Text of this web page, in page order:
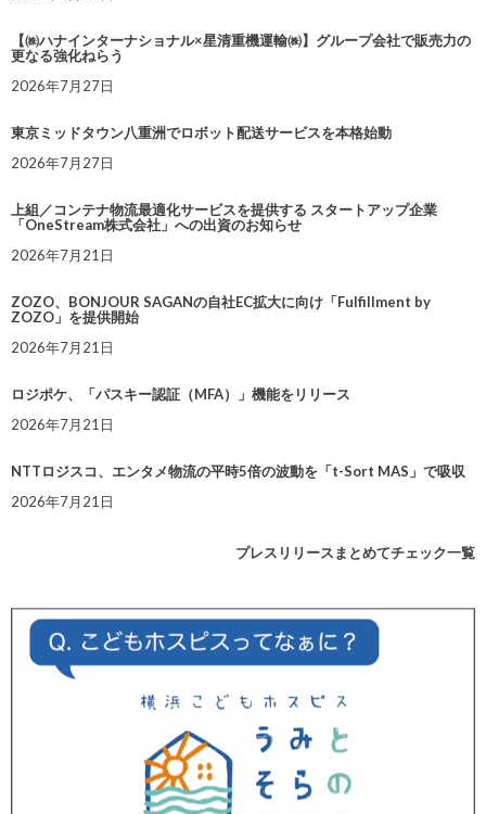
【㈱ハナインターナショナル×星清重機運輸㈱】グループ会社で販売力の
更なる強化ねらう
2026年7月27日
東京ミッドタウン八重洲でロボット配送サービスを本格始動
2026年7月27日
上組／コンテナ物流最適化サービスを提供する スタートアップ企業
「OneStream株式会社」への出資のお知らせ
2026年7月21日
ZOZO、BONJOUR SAGANの自社EC拡大に向け「Fulfillment by
ZOZO」を提供開始
2026年7月21日
ロジポケ、「パスキー認証（MFA）」機能をリリース
2026年7月21日
NTTロジスコ、エンタメ物流の平時5倍の波動を「t-Sort MAS」で吸収
2026年7月21日
プレスリリースまとめてチェック一覧